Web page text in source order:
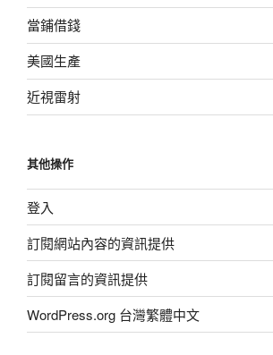
當鋪借錢
美國生產
近視雷射
其他操作
登入
訂閱網站內容的資訊提供
訂閱留言的資訊提供
WordPress.org 台灣繁體中文